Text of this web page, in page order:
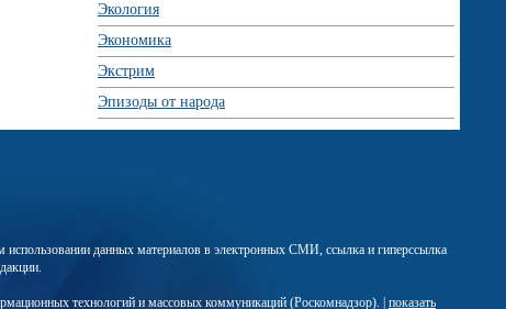
Экология
Экономика
Экстрим
Эпизоды от народа
использовании данных материалов в электронных СМИ, ссылка и гиперссылка
технологий и массовых коммуникаций (Роскомнадзор). | показать